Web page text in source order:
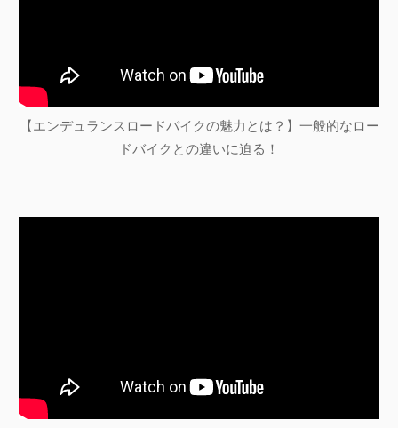
【エンデュランスロードバイクの魅力とは？】一般的なロー
ドバイクとの違いに迫る！